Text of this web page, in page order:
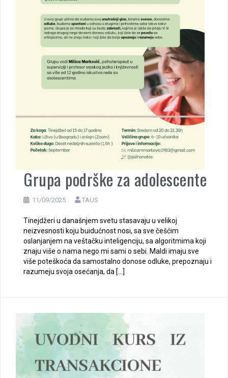
Grupa podrške za adolescente
11/09/2025 TAUS
Tinejdžeri u današnjem svetu stasavaju u velikoj
neizvesnosti koju buidućnost nosi, sa sve češćim
oslanjanjem na veštačku inteligenciju, sa algoritmima koji
znaju više o nama nego mi sami o sebi. Maldi imaju sve
više poteškoća da samostalno donose odluke, prepoznaju i
razumeju svoja osećanja, da […]